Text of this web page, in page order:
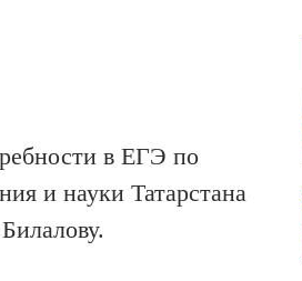
в ЕГЭ по
и науки Татарстана